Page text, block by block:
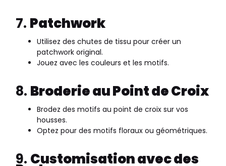
7. Patchwork
Utilisez des chutes de tissu pour créer un
patchwork original.
Jouez avec les couleurs et les motifs.
8. Broderie au Point de Croix
Brodez des motifs au point de croix sur vos
housses.
Optez pour des motifs floraux ou géométriques.
9. Customisation avec des